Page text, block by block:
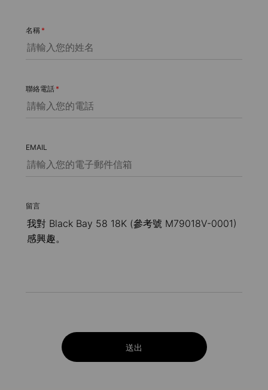
名稱 *
聯絡電話 *
EMAIL
留言
送出